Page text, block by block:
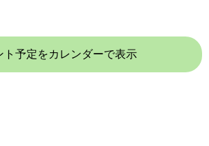
ト予定をカレンダーで表示